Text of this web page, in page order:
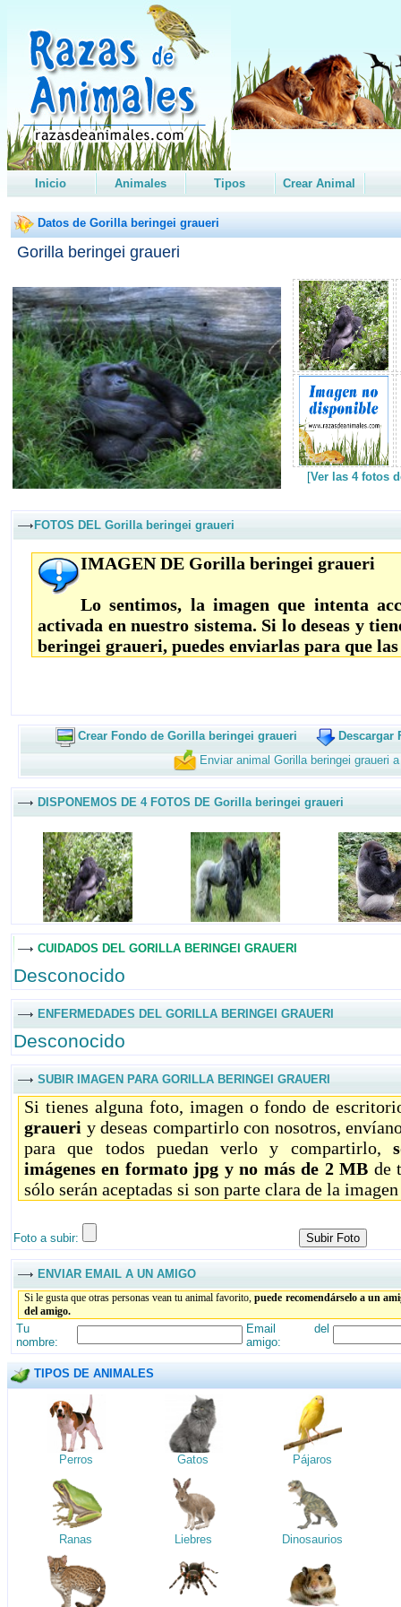
Inicio Animales Tipos Crear Animal
Datos de Gorilla beringei graueri
Gorilla beringei graueri
[Ver las 4 fotos
FOTOS DEL Gorilla beringei graueri
IMAGEN DE Gorilla beringei graueri
Lo sentimos, la imagen que intenta
activada en nuestro sistema. Si lo deseas y
beringei graueri, puedes enviarlas para que
Crear Fondo de Gorilla beringei graueri
Descargar
Enviar animal Gorilla beringei graueri
DISPONEMOS DE 4 FOTOS DE Gorilla beringei graueri
CUIDADOS DEL GORILLA BERINGEI GRAUERI
Desconocido
ENFERMEDADES DEL GORILLA BERINGEI GRAUERI
Desconocido
SUBIR IMAGEN PARA GORILLA BERINGEI GRAUERI
Si tienes alguna foto, imagen o fondo de
graueri y deseas compartirlo con nosotros,
para que todos puedan verlo y compartirlo,
imágenes en formato jpg y no más de 2 MB de
sólo serán aceptadas si son parte clara de la
Foto a subir:
ENVIAR EMAIL A UN AMIGO
Si le gusta que otras personas vean tu animal favorito,puede recomendárselo a un
del amigo.
Tu
nombre:
Email del
amigo:
TIPOS DE ANIMALES
Perros Gatos Pájaros
Ranas Liebres Dinosaurios